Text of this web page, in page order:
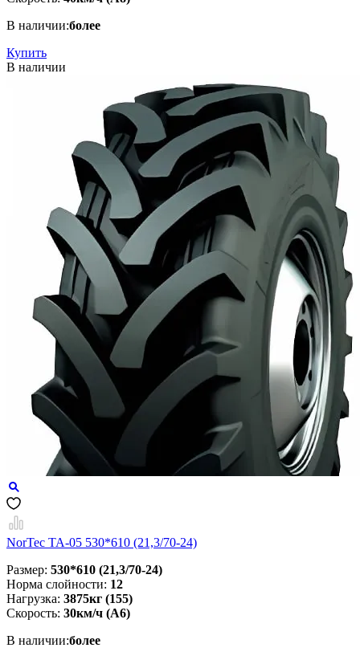
В наличии:более
Купить
В наличии
NorTec TA-05 530*610 (21,3/70-24)
Размер: 530*610 (21,3/70-24)
Норма слойности: 12
Нагрузка: 3875кг (155)
Скорость: 30км/ч (А6)
В наличии:более